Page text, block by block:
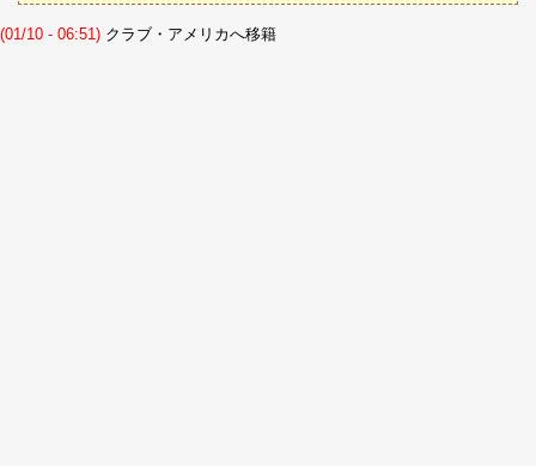
(01/10 - 06:51) クラブ・アメリカへ移籍